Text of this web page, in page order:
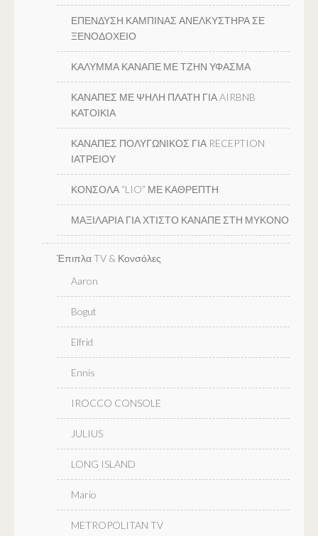
ΕΠΕΝΔΥΣΗ ΚΑΜΠΙΝΑΣ ΑΝΕΛΚΥΣΤΗΡΑ ΣΕ
ΞΕΝΟΔΟΧΕΙΟ
ΚΑΛΥΜΜΑ ΚΑΝΑΠΕ ΜΕ ΤΖΗΝ ΥΦΑΣΜΑ
ΚΑΝΑΠΕΣ ΜΕ ΨΗΛΗ ΠΛΑΤΗ ΓΙΑ AIRBNB
ΚΑΤΟΙΚΙΑ
ΚΑΝΑΠΕΣ ΠΟΛΥΓΩΝΙΚΟΣ ΓΙΑ RECEPTION
ΙΑΤΡΕΙΟΥ
ΚΟΝΣΟΛΑ “LIO” ΜΕ ΚΑΘΡΕΠΤΗ
ΜΑΞΙΛΑΡΙΑ ΓΙΑ ΧΤΙΣΤΟ ΚΑΝΑΠΕ ΣΤΗ ΜΥΚΟΝΟ
Έπιπλα TV & Κονσόλες
Aaron
Bogut
Elfrid
Ennis
IROCCO CONSOLE
JULIUS
LONG ISLAND
Mario
METROPOLITAN TV